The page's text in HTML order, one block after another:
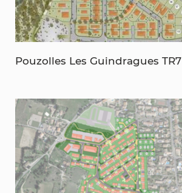
Pouzolles Les Guindragues TR7